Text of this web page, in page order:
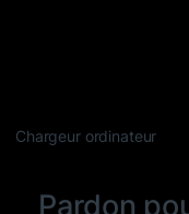
Chargeur ordinateur
Pardon